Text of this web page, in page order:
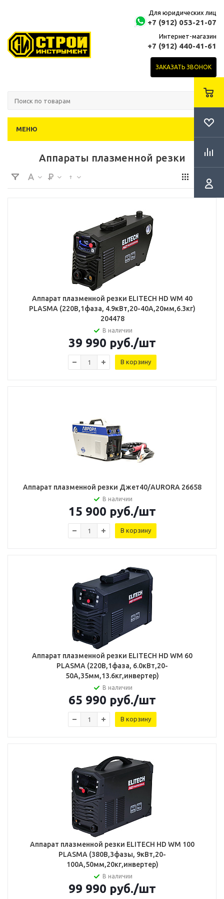
Для юридических лиц
+7 (912) 053-21-07
Интернет-магазин
+7 (912) 440-41-61
ЗАКАЗАТЬ ЗВОНОК
МЕНЮ
Аппараты плазменной резки
Аппарат плазменной резки ELITECH HD WM 40
PLASMA (220В,1фаза, 4.9кВт,20-40А,20мм,6.3кг)
204478
В наличии
39 990 руб./шт
В корзину
Аппарат плазменной резки Джет40/AURORA 26658
В наличии
15 900 руб./шт
В корзину
Аппарат плазменной резки ELITECH HD WM 60
PLASMA (220В,1фаза, 6.0кВт,20-
50А,35мм,13.6кг,инвертер)
В наличии
65 990 руб./шт
В корзину
Аппарат плазменной резки ELITECH HD WM 100
PLASMA (380В,3фазы, 9кВт,20-
100А,50мм,20кг,инвертер)
В наличии
99 990 руб./шт